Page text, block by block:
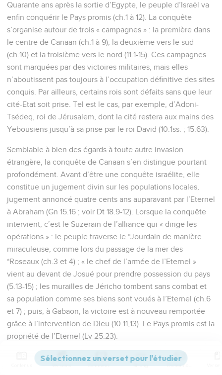
Quarante ans après la sortie d’Egypte, le peuple d’Israël va
enfin conquérir le Pays promis (ch.1 à 12). La conquête
s’organise autour de trois « campagnes » : la première dans
le centre de Canaan (ch.1 à 9), la deuxième vers le sud
(ch.10) et la troisième vers le nord (11.1-15). Ces campagnes
sont marquées par des victoires militaires, mais elles
n’aboutissent pas toujours à l’occupation définitive des sites
conquis. Par ailleurs, certains rois sont défaits sans que leur
cité-Etat soit prise. Tel est le cas, par exemple, d’Adoni-
Tsédeq, roi de Jérusalem, dont la cité restera aux mains des
Yebousiens jusqu’à sa prise par le roi David (10.1ss. ; 15.63).
Semblable à bien des égards à toute autre invasion
étrangère, la conquête de Canaan s’en distingue pourtant
profondément. Avant d’être une conquête israélite, elle
constitue un jugement divin sur les populations locales,
jugement annoncé quatre cents ans auparavant par l’Eternel
à Abraham (Gn 15.16 ; voir Dt 18.9-12). Lorsque la conquête
intervient, c’est le Suzerain de l’alliance qui « dirige les
opérations » : le peuple traverse le *Jourdain de manière
miraculeuse, comme lors du passage de la mer des
*Roseaux (ch.3 et 4) ; « le chef de l’armée de l’Eternel »
vient au devant de Josué pour prendre possession du pays
(5.13-15) ; les murailles de Jéricho tombent sans combat et
sa population comme ses biens sont voués à l’Eternel (ch.6
et 7) ; puis, à Gabaon, la victoire est à nouveau remportée
grâce à l’intervention de Dieu (10.11,13). Le Pays promis est la
propriété de l’Eternel (Lv 25.23).
Josué, parvenu à un grand âge, est chargé par l’Eternel de
partager le pays entre les tribus d’Israël (ch.13 à 21), alors
Versions Commentaires Strong